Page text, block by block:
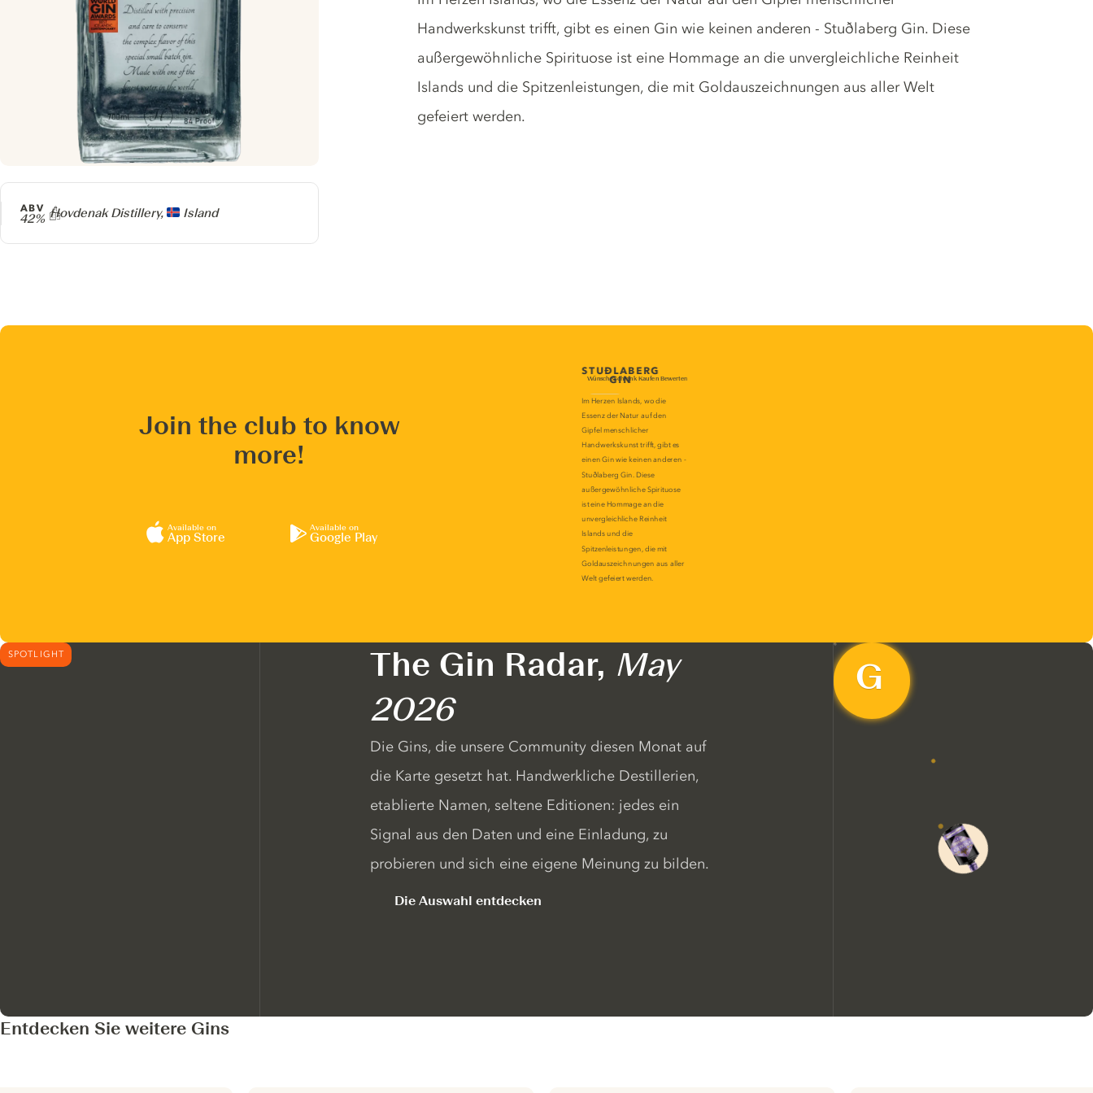
Producer
Hovdenak Distillery, Island
ABV
42%
Handwerkskunst trifft, gibt es einen Gin wie keinen anderen - Stuðlaberg Gin. Diese
außergewöhnliche Spirituose ist eine Hommage an die unvergleichliche Reinheit
Islands und die Spitzenleistungen, die mit Goldauszeichnungen aus aller Welt
gefeiert werden.
Join the club to know
more!
Available on
App Store
Available on
Google Play
SPOTLIGHT The Gin Radar, May
2026
Die Gins, die unsere Community diesen Monat auf
die Karte gesetzt hat. Handwerkliche Destillerien,
etablierte Namen, seltene Editionen: jedes ein
Signal aus den Daten und eine Einladung, zu
probieren und sich eine eigene Meinung zu bilden.
Die Auswahl entdecken
Entdecken Sie weitere Gins